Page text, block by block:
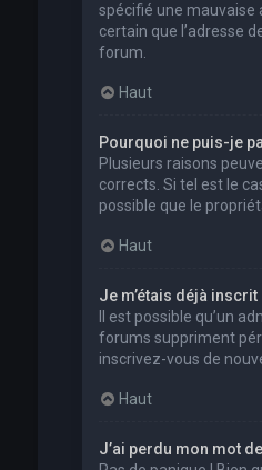
spécifié une mauvaise
certain que l’adresse
forum.
Haut
Pourquoi ne puis-je
Plusieurs raisons
corrects. Si tel est le
possible que le
Haut
Je m’étais déjà
Il est possible qu’un
forums suppriment
inscrivez-vous de
Haut
J’ai perdu mon mot